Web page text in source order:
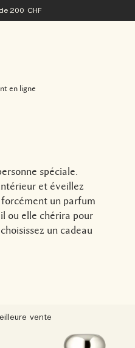
200 CHF
en ligne
spéciale.
et éveillez
un parfum
ou elle chérira pour
un cadeau
vente